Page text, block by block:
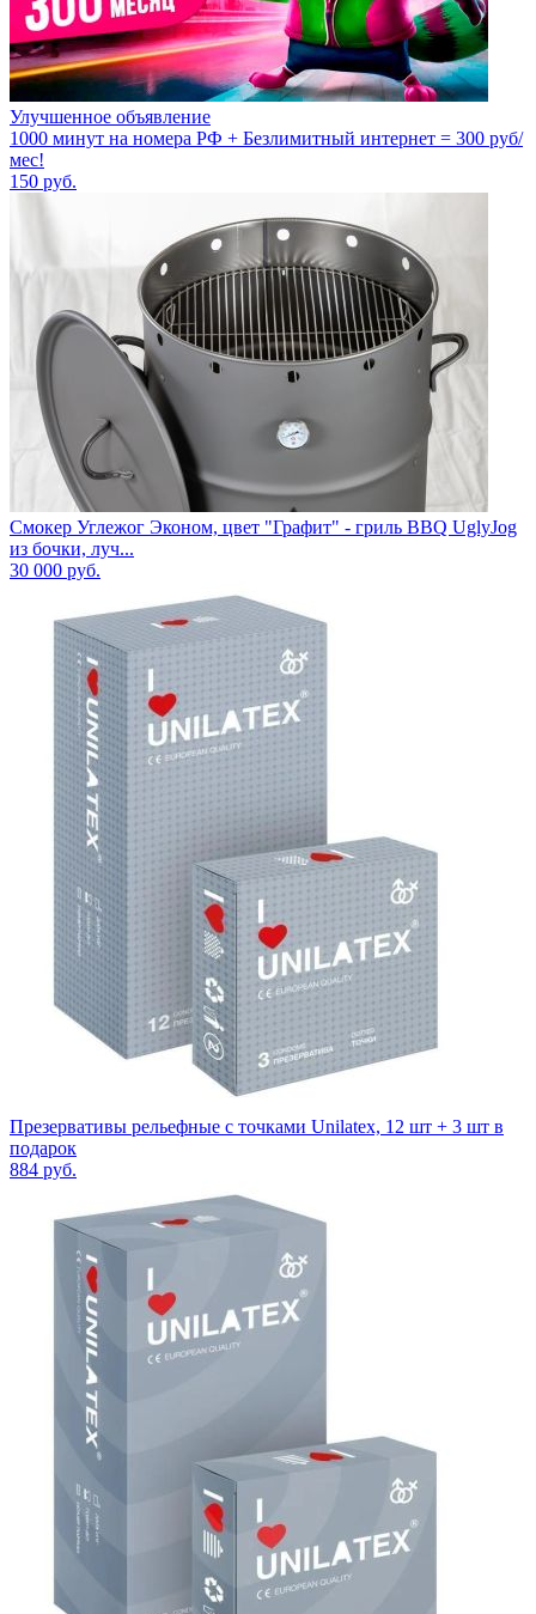
Улучшенное объявление
1000 минут на номера РФ + Безлимитный интернет = 300 руб/
мес!
150 руб.
Смокер Углежог Эконом, цвет "Графит" - гриль BBQ UglyJog
из бочки, луч...
30 000 руб.
Презервативы рельефные с точками Unilatex, 12 шт + 3 шт в
подарок
884 руб.